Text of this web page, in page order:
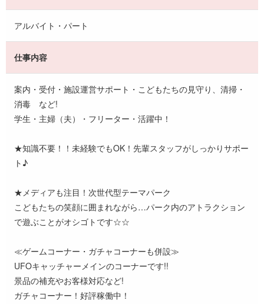
アルバイト・パート
仕事内容
案内・受付・施設運営サポート・こどもたちの見守り、清掃・
消毒 など!
学生・主婦（夫）・フリーター・活躍中！
★知識不要！！未経験でもOK！先輩スタッフがしっかりサポー
ト♪
★メディアも注目！次世代型テーマパーク
こどもたちの笑顔に囲まれながら…パーク内のアトラクション
で遊ぶことがオシゴトです☆☆
≪ゲームコーナー・ガチャコーナーも併設≫
UFOキャッチャーメインのコーナーです!!
景品の補充やお客様対応など!
ガチャコーナー！好評稼働中！